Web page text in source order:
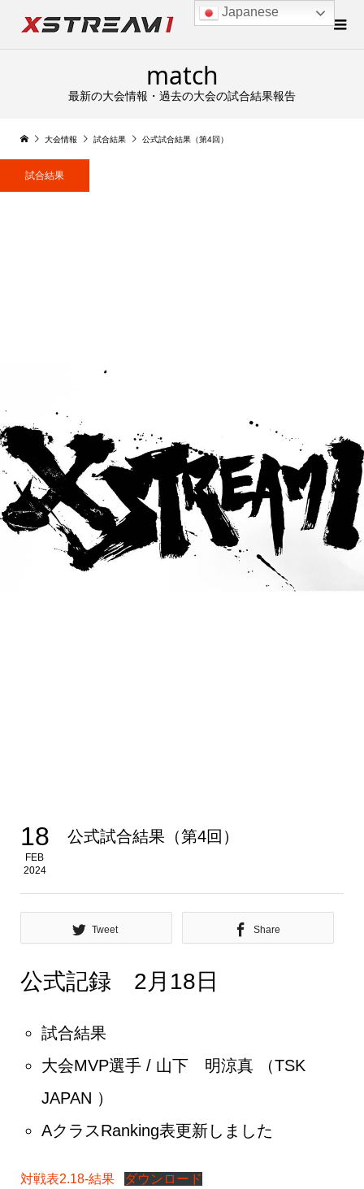
match
最新の大会情報・過去の大会の試合結果報告
大会情報 試合結果 公式試合結果（第4回）
試合結果
18
FEB
2024
公式試合結果（第4回）
Tweet Share
公式記録 2月18日
試合結果
大会MVP選手 / 山下 明涼真 （TSK
JAPAN ）
AクラスRanking表更新しました
対戦表2.18-結果 ダウンロード
Japanese